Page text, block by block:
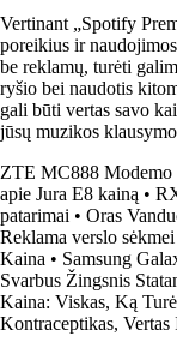
Vertinant „Spotify
poreikius ir
be reklamų, turėti
ryšio bei naudotis
gali būti vertas savo
jūsų muzikos
ZTE MC888
apie Jura E8 kainą •
patarimai • Oras
Reklama verslo sėkmei
Kaina • Samsung
Svarbus Žingsnis
Kaina: Viskas, Ką
Kontraceptikas, Vertas